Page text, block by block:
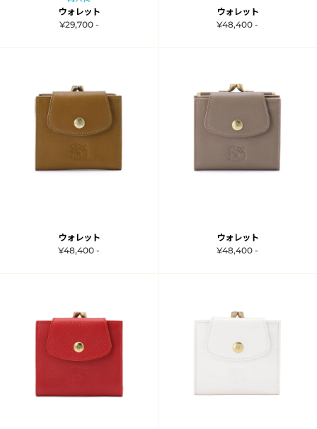
ウォレット
¥29,700 -
ウォレット
¥48,400 -
ウォレット
¥48,400 -
ウォレット
¥48,400 -